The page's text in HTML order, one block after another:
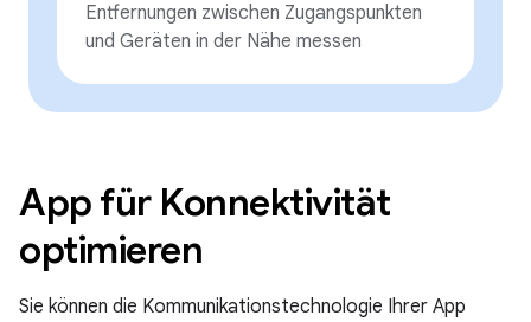
Entfernungen zwischen Zugangspunkten
und Geräten in der Nähe messen
App für Konnektivität
optimieren
Sie können die Kommunikationstechnologie Ihrer App